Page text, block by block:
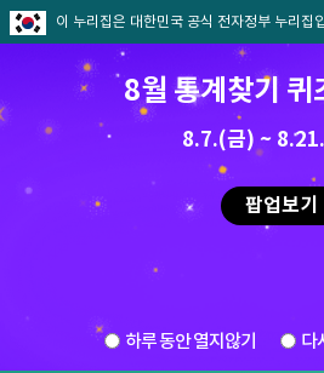
이 누리집은 대한민국 공식 전자정부 누리집
8월 통계찾기 퀴
8.7.(금) ~
팝업보기
하루 동안 열지않기 다